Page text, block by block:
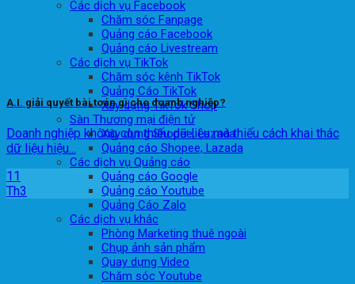
Các dịch vụ Facebook
Chăm sóc Fanpage
Quảng cáo Facebook
Quảng cáo Livestream
Các dịch vụ TikTok
Chăm sóc kênh TikTok
Quảng Cáo TikTok
Xây dựng TikTok Shop
Sàn Thương mại điện tử
Xây dựng Shopee, Lazada
Quảng cáo Shopee, Lazada
Các dịch vụ Quảng cáo
Quảng cáo Google
Quảng cáo Youtube
Quảng Cáo Zalo
Các dịch vụ khác
Phòng Marketing thuê ngoài
Chụp ảnh sản phẩm
Quay dựng Video
Chăm sóc Youtube
A.I. giải quyết bài toán gì cho doanh nghiệp?
Doanh nghiệp không còn thiếu dữ liệu mà thiếu cách khai thác
dữ liệu hiệu...
11
Th3